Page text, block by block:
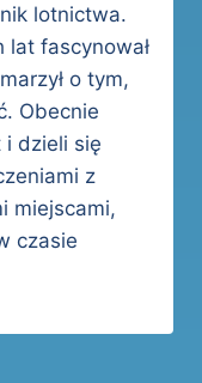
lotnictwa.
lat fascynował
o tym,
Obecnie
i dzieli się
z
miejscami,
czasie